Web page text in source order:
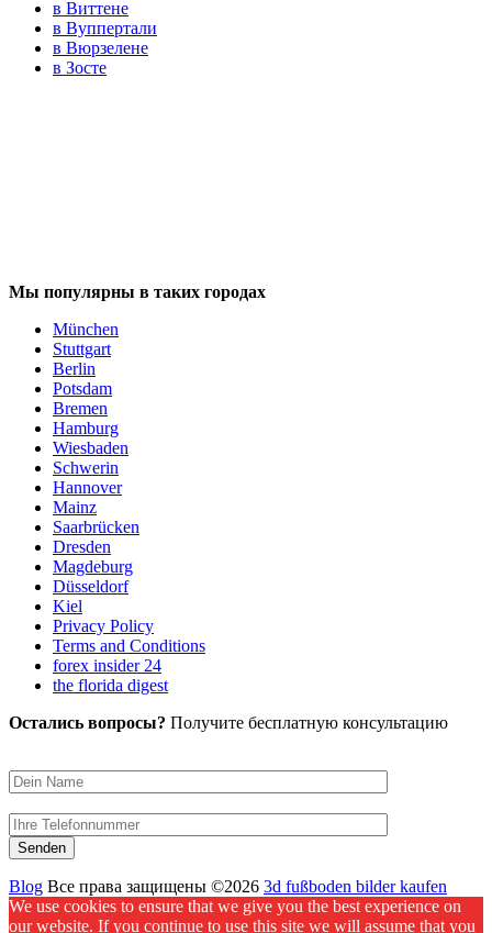
в Виттене
в Вуппертали
в Вюрзелене
в Зосте
Мы популярны в таких городах
München
Stuttgart
Berlin
Potsdam
Bremen
Hamburg
Wiesbaden
Schwerin
Hannover
Mainz
Saarbrücken
Dresden
Magdeburg
Düsseldorf
Kiel
Privacy Policy
Terms and Conditions
forex insider 24
the florida digest
Остались вопросы? Получите бесплатную консультацию
Blog Все права защищены ©2026 3d fußboden bilder kaufen
We use cookies to ensure that we give you the best experience on
our website. If you continue to use this site we will assume that you